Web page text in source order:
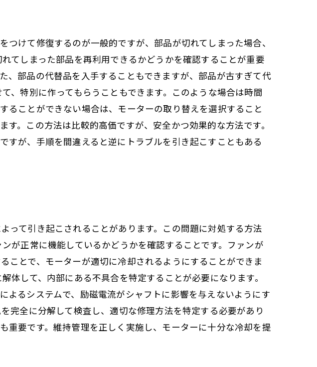
けて修復するのが一般的ですが、部品が切れてしまった場合、
てしまった部品を再利用できるかどうかを確認することが重要
、部品の代替品を入手することもできますが、部品が古すぎて代
、特別に作ってもらうこともできます。このような場合は時間
ることができない場合は、モーターの取り替えを選択すること
。この方法は比較的高価ですが、安全かつ効果的な方法です。
すが、手順を間違えると逆にトラブルを引き起こすこともある
って引き起こされることがあります。この問題に対処する方法
が正常に機能しているかどうかを確認することです。ファンが
ことで、モーターが適切に冷却されるようにすることができま
して、内部にある不具合を特定することが必要になります。
よるシステムで、励磁電流がシャフトに影響を与えないようにす
完全に分解して検査し、適切な修理方法を特定する必要があり
重要です。維持管理を正しく実施し、モーターに十分な冷却を提